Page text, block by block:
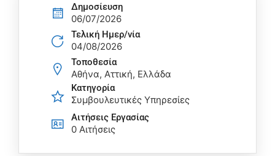
Δημοσίευση
06/07/2026
Τελική Ημερ/νία
04/08/2026
Τοποθεσία
Αθήνα, Αττική, Ελλάδα
Κατηγορία
Συμβουλευτικές Υπηρεσίες
Αιτήσεις Eργασίας
0 Αιτήσεις